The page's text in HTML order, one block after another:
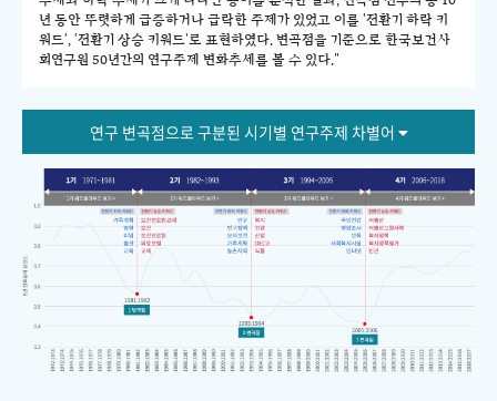
년 동안 뚜렷하게 급증하거나 급락한 주제가 있었고 이를 '전환기 하락 키
워드', '전환기 상승 키워드'로 표현하였다. 변곡점을 기준으로 한국보건사
회연구원 50년간의 연구주제 변화추세를 볼 수 있다."
연구 변곡점으로 구분된 시기별 연구주제 차별어